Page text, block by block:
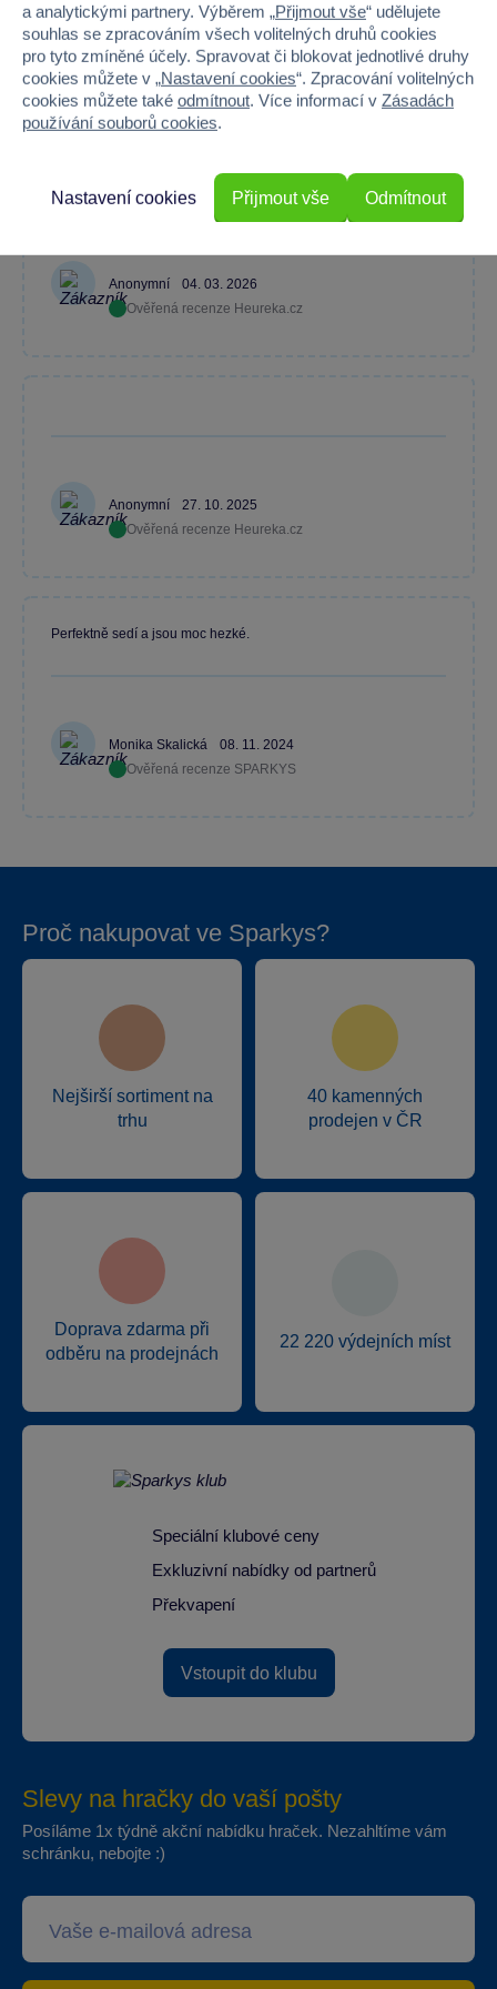
Napište recenzi a pomozte ostatním s výběrem.
Anonymní
04. 03. 2026
Ověřená recenze Heureka.cz
Anonymní
27. 10. 2025
Ověřená recenze Heureka.cz
Monika Skalická
08. 11. 2024
Ověřená recenze SPARKYS
Perfektně sedí a jsou moc hezké.
Proč nakupovat ve Sparkys?
Nejširší sortiment na
trhu
40 kamenných
prodejen v ČR
Doprava zdarma při
odběru na prodejnách
22 220 výdejních míst
Speciální klubové ceny
Exkluzivní nabídky od partnerů
Překvapení
Vstoupit do klubu
Slevy na hračky do vaší pošty
Posíláme 1x týdně akční nabídku hraček. Nezahltíme vám
schránku, nebojte :)
a analytickými partnery. Výběrem „Přijmout vše“ udělujete
souhlas se zpracováním všech volitelných druhů cookies
pro tyto zmíněné účely. Spravovat či blokovat jednotlivé druhy
cookies můžete v „Nastavení cookies“. Zpracování volitelných
cookies můžete také odmítnout. Více informací v Zásadách
používání souborů cookies.
Odmítnout
Nastavení cookies Přijmout vše